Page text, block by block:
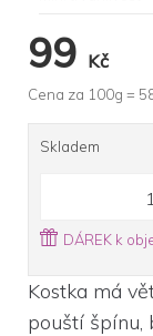
Kostka má
pouští špínu,
99 Kč
Cena za 100g =
Skladem
DÁREK k